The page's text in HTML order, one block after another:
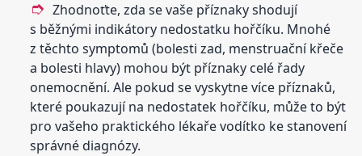
Zhodnoťte, zda se vaše příznaky shodují
s běžnými indikátory nedostatku hořčíku. Mnohé
z těchto symptomů (bolesti zad, menstruační křeče
a bolesti hlavy) mohou být příznaky celé řady
onemocnění. Ale pokud se vyskytne více příznaků,
které poukazují na nedostatek hořčíku, může to být
pro vašeho praktického lékaře vodítko ke stanovení
správné diagnózy.